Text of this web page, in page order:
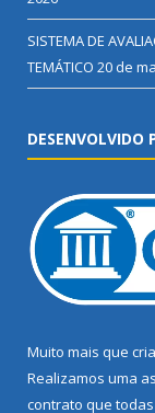
SISTEMA DE
TEMÁTICO 20 de
DESENVOLVIDO
Muito mais que
Realizamos uma
contrato que